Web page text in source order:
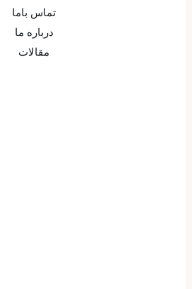
تماس باما
درباره ما
مقالات